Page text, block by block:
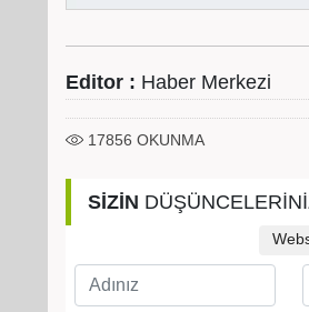
Editor : Haber Merkezi
17856 OKUNMA
SİZİN